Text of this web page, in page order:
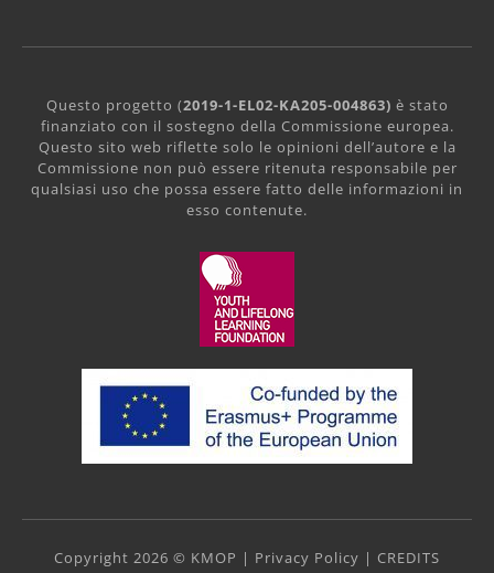
Questo progetto (2019-1-EL02-KA205-004863) è stato
finanziato con il sostegno della Commissione europea.
Questo sito web riflette solo le opinioni dell’autore e la
Commissione non può essere ritenuta responsabile per
qualsiasi uso che possa essere fatto delle informazioni in
esso contenute.
Copyright 2026 © KMOP | Privacy Policy | CREDITS